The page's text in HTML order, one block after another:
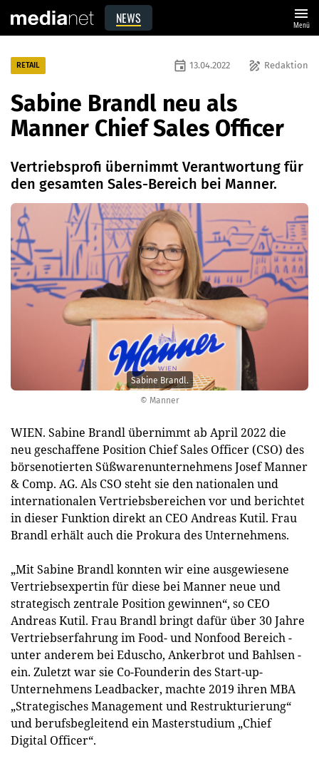
NEWS menu
Menü
© Manner
Sabine Brandl.
RETAIL draw Redaktion
event 13.04.2022
Sabine Brandl neu als
Manner Chief Sales Officer
Vertriebsprofi übernimmt Verantwortung für
den gesamten Sales-Bereich bei Manner.
WIEN. Sabine Brandl übernimmt ab April 2022 die
neu geschaffene Position Chief Sales Officer (CSO) des
börsenotierten Süßwarenunternehmens Josef Manner
& Comp. AG. Als CSO steht sie den nationalen und
internationalen Vertriebsbereichen vor und berichtet
in dieser Funktion direkt an CEO Andreas Kutil. Frau
Brandl erhält auch die Prokura des Unternehmens.
„Mit Sabine Brandl konnten wir eine ausgewiesene
Vertriebsexpertin für diese bei Manner neue und
strategisch zentrale Position gewinnen“, so CEO
Andreas Kutil. Frau Brandl bringt dafür über 30 Jahre
Vertriebserfahrung im Food- und Nonfood Bereich -
unter anderem bei Eduscho, Ankerbrot und Bahlsen -
ein. Zuletzt war sie Co-Founderin des Start-up-
Unternehmens Leadbacker, machte 2019 ihren MBA
„Strategisches Management und Restrukturierung“
und berufsbegleitend ein Masterstudium „Chief
Digital Officer“.